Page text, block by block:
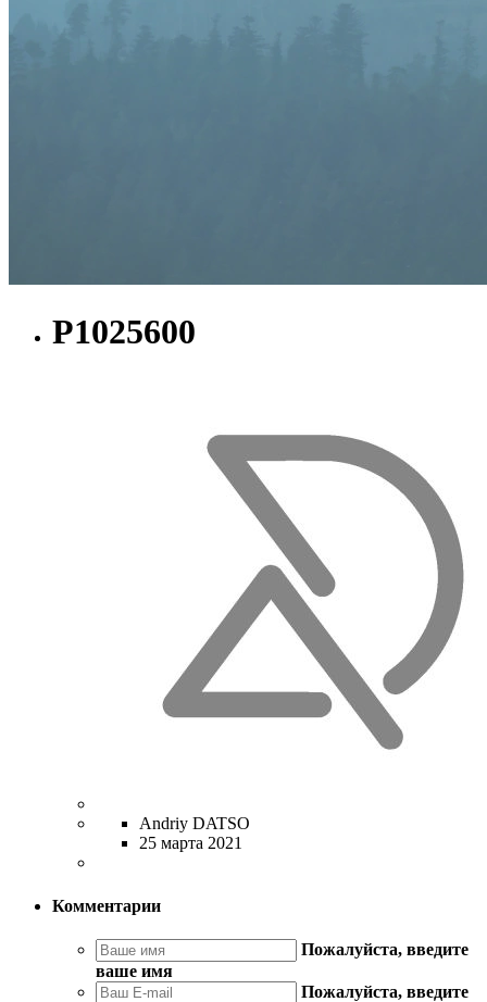
P1025600
Andriy DATSO
25 марта 2021
Комментарии
Пожалуйста, введите
ваше имя
Пожалуйста, введите